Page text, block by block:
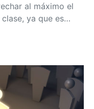
al máximo el
ya que es…